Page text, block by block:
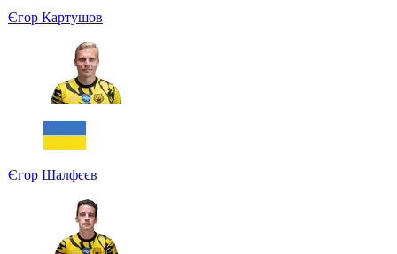
Єгор Картушов
Єгор Шалфєєв